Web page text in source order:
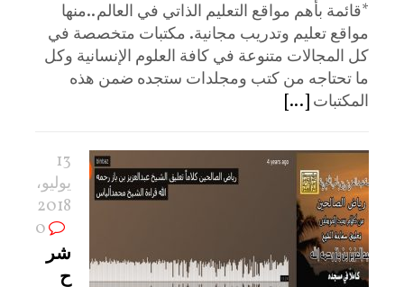
*قائمة بأهم مواقع التعليم الذاتي في العالم..منها
مواقع تعليم وتدريب مجانية. مكتبات متخصصة في
كل المجالات متنوعة في كافة العلوم الإنسانية وكل
ما تحتاجه من كتب ومجلدات ستجده ضمن هذه
المكتبات [...]
13
يوليو،
2018
0
شر
ح